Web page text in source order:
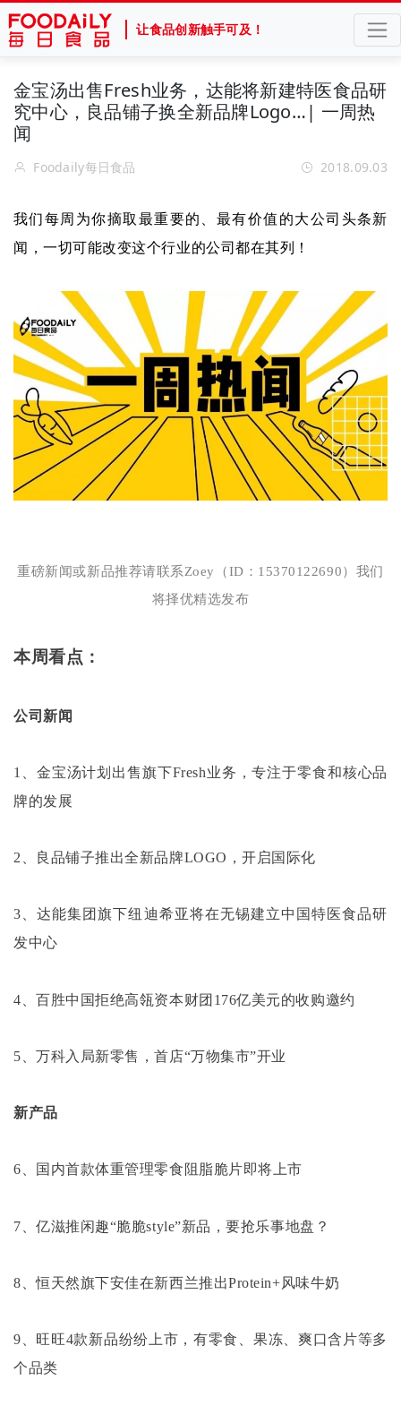
让食品创新触手可及！
金宝汤出售Fresh业务，达能将新建特医食品研
究中心，良品铺子换全新品牌Logo…| 一周热
闻
Foodaily每日食品 2018.09.03
我们每周为你摘取最重要的、最有价值的大公司头条新
闻，一切可能改变这个行业的公司都在其列！
重磅新闻或新品推荐请联系Zoey（ID：15370122690）我们
将择优精选发布
本周看点：
公司新闻
1、金宝汤计划出售旗下Fresh业务，专注于零食和核心品
牌的发展
2、良品铺子推出全新品牌LOGO，开启国际化
3、达能集团旗下纽迪希亚将在无锡建立中国特医食品研
发中心
4、百胜中国拒绝高瓴资本财团176亿美元的收购邀约
5、万科入局新零售，首店“万物集市”开业
新产品
6、国内首款体重管理零食阻脂脆片即将上市
7、亿滋推闲趣“脆脆style”新品，要抢乐事地盘？
8、恒天然旗下安佳在新西兰推出Protein+风味牛奶
9、旺旺4款新品纷纷上市，有零食、果冻、爽口含片等多
个品类